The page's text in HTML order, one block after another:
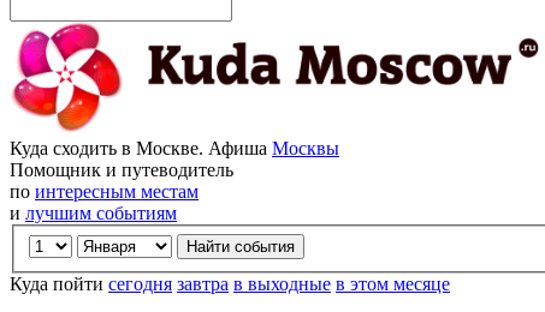
Куда сходить в Москве. Афиша Москвы
Помощник и путеводитель
по интересным местам
и лучшим событиям
Куда пойти сегодня завтра в выходные в этом месяце